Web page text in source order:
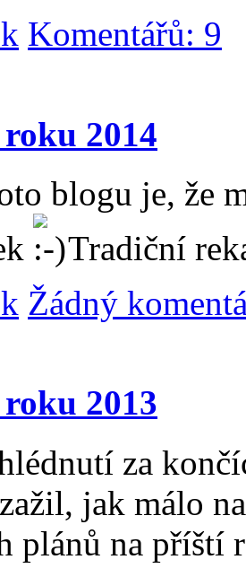
Komentářů: 9
2014
blogu je, že
Tradiční
Žádný
2013
za
jak málo
plánů na příští